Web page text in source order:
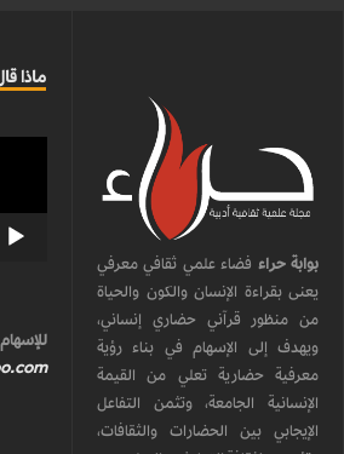
بوابة حراء فضاء علمي ثقافي معرفي
يعنى بقراءة الإنسان والكون والحياة
من منظور قرآني حضاري إنساني،
ويهدف إلى الإسهام في بناء رؤية
معرفية حضارية تعلي من القيمة
الإنسانية الجامعة، وتثمن التفاعل
الإيجابي بين الحضارات والثقافات،
ماذا
للإسهام